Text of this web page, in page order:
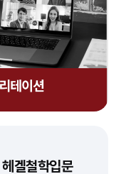
겔철학입문